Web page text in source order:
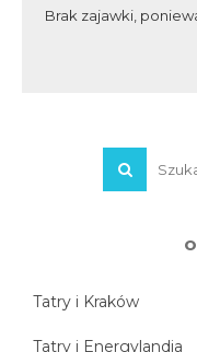
Brak zajawki,
Tatry i Kraków
Tatry i Energylandia